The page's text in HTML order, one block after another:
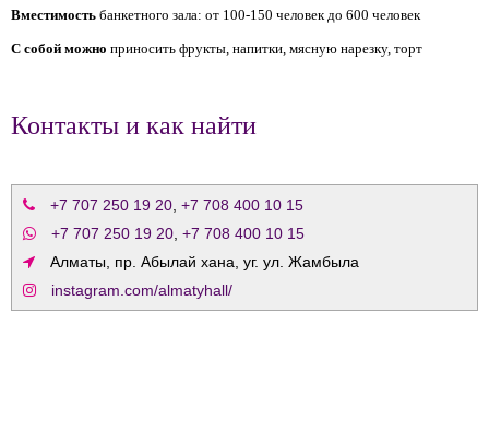
Вместимость банкетного зала: от 100-150 человек до 600 человек
С собой можно приносить фрукты, напитки, мясную нарезку, торт
Контакты и как найти
+7 707 250 19 20 +7 708 400 10 15
+7 707 250 19 20 +7 708 400 10 15
Алматы, пр. Абылай хана, уг. ул. Жамбыла
instagram.com/almatyhall/